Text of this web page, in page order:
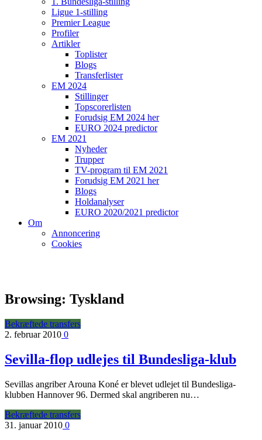
Ligue 1-stilling
Premier League
Profiler
Artikler
Toplister
Blogs
Transferlister
EM 2024
Stillinger
Topscorerlisten
Forudsig EM 2024 her
EURO 2024 predictor
EM 2021
Nyheder
Trupper
TV-program til EM 2021
Forudsig EM 2021 her
Blogs
Holdanalyser
EURO 2020/2021 predictor
Om
Annoncering
Cookies
Browsing: Tyskland
Bekræftede transfers
2. februar 2010 0
Sevilla-flop udlejes til Bundesliga-klub
Sevillas angriber Arouna Koné er blevet udlejet til Bundesliga-
klubben Hannover 96. Dermed skal angriberen nu…
Bekræftede transfers
31. januar 2010 0